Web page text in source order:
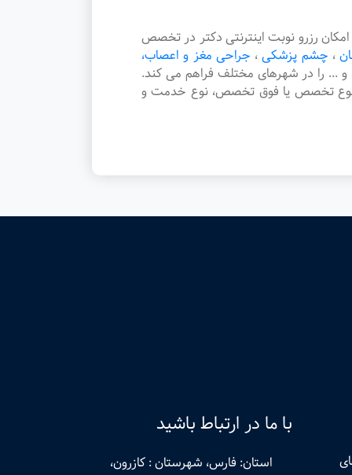
رزرو نوبت اینترنتی دکتر در تخصص
، چشم پزشکی ، جراحی مغز و اعصاب،
و ... را در شهرهای مختلف فراهم می کند.
نوع تخصص یا فوق تخصص، نوع خدمت و
با ما در ارتباط باشید
استان: فارس، شهرستان : کازرون،